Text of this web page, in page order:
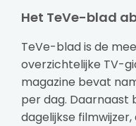
Het TeVe-blad
TeVe-blad is de
overzichtelijke TV-
magazine bevat
per dag. Daarnaast
dagelijkse